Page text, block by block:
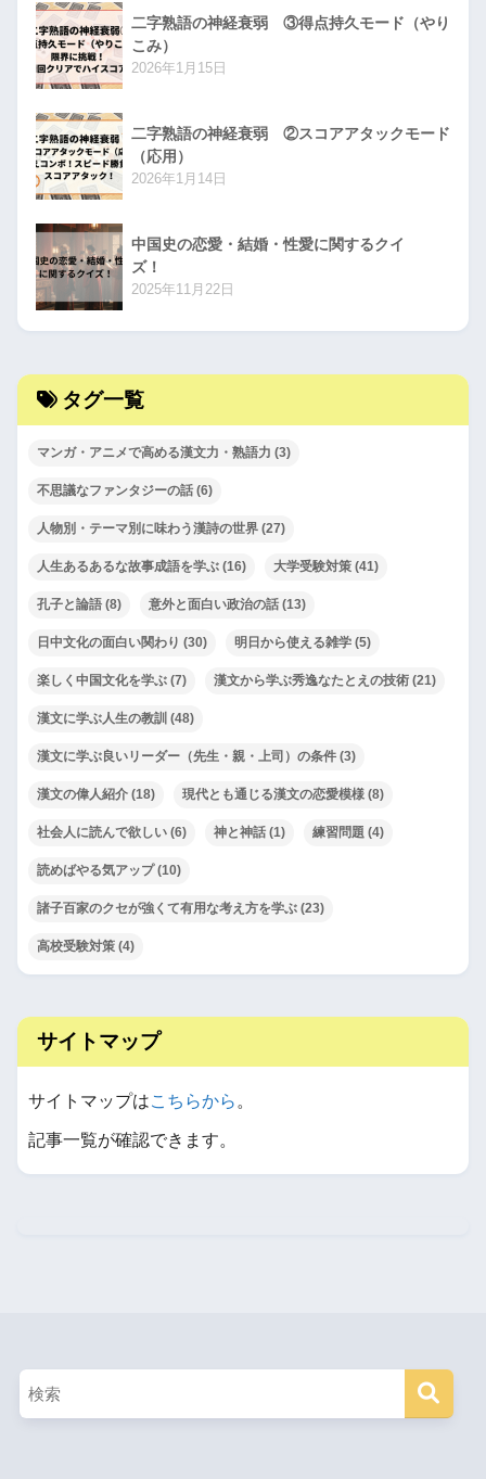
二字熟語の神経衰弱 ③得点持久モード（やり
こみ）
2026年1月15日
二字熟語の神経衰弱 ②スコアアタックモード
（応用）
2026年1月14日
中国史の恋愛・結婚・性愛に関するクイ
ズ！
2025年11月22日
タグ一覧
マンガ・アニメで高める漢文力・熟語力 (3)
不思議なファンタジーの話 (6)
人物別・テーマ別に味わう漢詩の世界 (27)
人生あるあるな故事成語を学ぶ (16) 大学受験対策 (41)
孔子と論語 (8) 意外と面白い政治の話 (13)
日中文化の面白い関わり (30) 明日から使える雑学 (5)
楽しく中国文化を学ぶ (7) 漢文から学ぶ秀逸なたとえの技術 (21)
漢文に学ぶ人生の教訓 (48)
漢文に学ぶ良いリーダー（先生・親・上司）の条件 (3)
漢文の偉人紹介 (18) 現代とも通じる漢文の恋愛模様 (8)
社会人に読んで欲しい (6) 神と神話 (1) 練習問題 (4)
読めばやる気アップ(10)
諸子百家のクセが強くて有用な考え方を学ぶ (23)
高校受験対策 (4)
サイトマップ
サイトマップはこちらから 。
記事一覧が確認できます。